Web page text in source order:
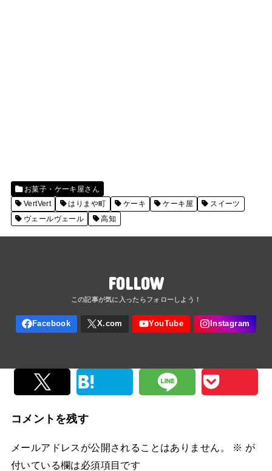
お菓子・ケーキ屋さん
VertVert
はりまや町 ケーキ ケーキ屋
スイーツ
ヴェールヴェール
高知
FOLLOW
コメントを残す
メールアドレスが公開されることはありません。 ※ が
付いている欄は必須項目です